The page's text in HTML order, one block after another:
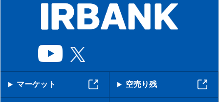
マーケット 空売り残